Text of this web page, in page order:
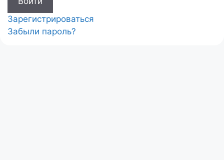
Зарегистрироваться
Забыли пароль?